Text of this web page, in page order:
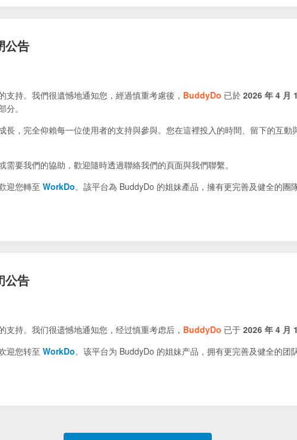
公告
支持。我們很遺憾地通知您，經過慎重考慮後， BuddyDo 已於 2026 年 4 月
。
長，完全仰賴每一位使用者的支持與參與。您在這裡投入的時間、留下的互動
需要我們的協助，歡迎隨時透過聯絡我們的頁面與我們聯繫。
迎您轉至 WorkDo。該平台為 BuddyDo 的姐妹產品，擁有更完善及健全的團
公告
支持。我们很遗憾地通知您，经过慎重考虑后， BuddyDo 已于 2026 年 4 月
迎您转至 WorkDo。该平台为 BuddyDo 的姐妹产品，拥有更完善及健全的团